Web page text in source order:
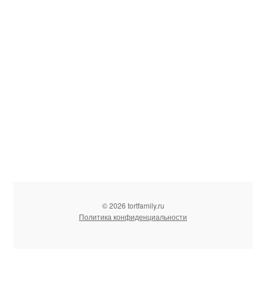
© 2026 tortfamily.ru
Политика конфиденциальности